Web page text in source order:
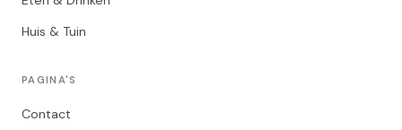
Huis & Tuin
PAGINA'S
Contact